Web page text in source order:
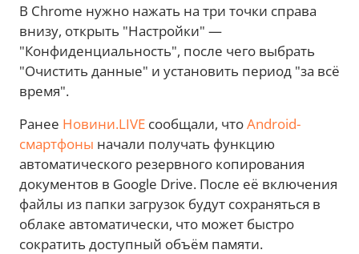
В Chrome нужно нажать на три точки справа
внизу, открыть "Настройки" —
"Конфиденциальность", после чего выбрать
"Очистить данные" и установить период "за всё
время".
Ранее Новини.LIVE сообщали, чтоAndroid-
смартфоны начали получать функцию
автоматического резервного копирования
документов в Google Drive. После её включения
файлы из папки загрузок будут сохраняться в
облаке автоматически, что может быстро
сократить доступный объём памяти.